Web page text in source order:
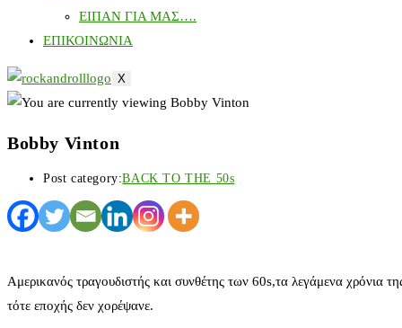
ΕΙΠΑΝ ΓΙΑ ΜΑΣ….
ΕΠΙΚΟΙΝΩΝΙΑ
X
Bobby Vinton
Post category:BACK TO THE 50s
Αμερικανός τραγουδιστής και συνθέτης των 60s,τα λεγάμενα χρόνια
τότε εποχής δεν χορέψανε.